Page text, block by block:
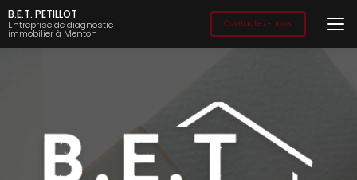
Aller
au
contenu
principal
B.E.T. PETILLOT
Entreprise de diagnostic
immobilier à Menton
Contactez-nous